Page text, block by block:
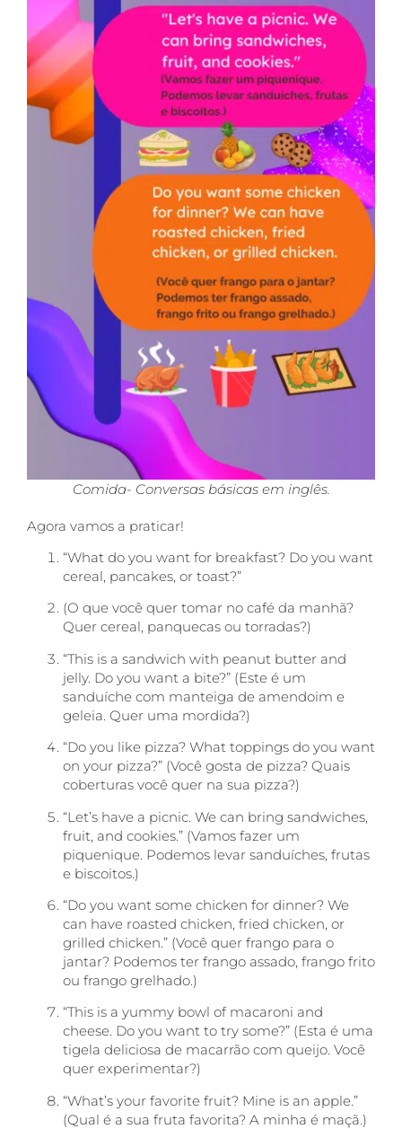
Comida- Conversas básicas em inglês.
Agora vamos a praticar!
“What do you want for breakfast? Do you want
cereal, pancakes, or toast?”
(O que você quer tomar no café da manhã?
Quer cereal, panquecas ou torradas?)
“This is a sandwich with peanut butter and
jelly. Do you want a bite?” (Este é um
sanduíche com manteiga de amendoim e
geleia. Quer uma mordida?)
“Do you like pizza? What toppings do you want
on your pizza?” (Você gosta de pizza? Quais
coberturas você quer na sua pizza?)
“Let’s have a picnic. We can bring sandwiches,
fruit, and cookies.” (Vamos fazer um
piquenique. Podemos levar sanduíches, frutas
e biscoitos.)
“Do you want some chicken for dinner? We
can have roasted chicken, fried chicken, or
grilled chicken.” (Você quer frango para o
jantar? Podemos ter frango assado, frango frito
ou frango grelhado.)
“This is a yummy bowl of macaroni and
cheese. Do you want to try some?” (Esta é uma
tigela deliciosa de macarrão com queijo. Você
quer experimentar?)
“What’s your favorite fruit? Mine is an apple.”
(Qual é a sua fruta favorita? A minha é maçã.)